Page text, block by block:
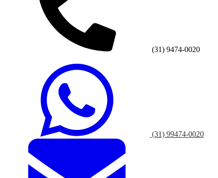
(31) 9474-0020
(31) 99474-0020